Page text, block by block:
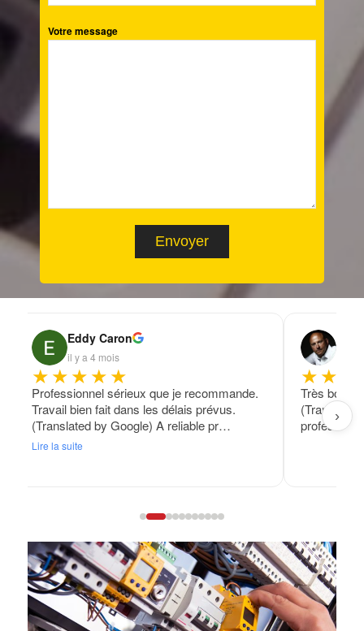
Votre message
Eddy Caron
il y a 4 mois
★★★★★
Professionnel sérieux que je recommande.
Travail bien fait dans les délais prévus.
(Translated by Google) A reliable pr…
Lire la suite
Très bon
›